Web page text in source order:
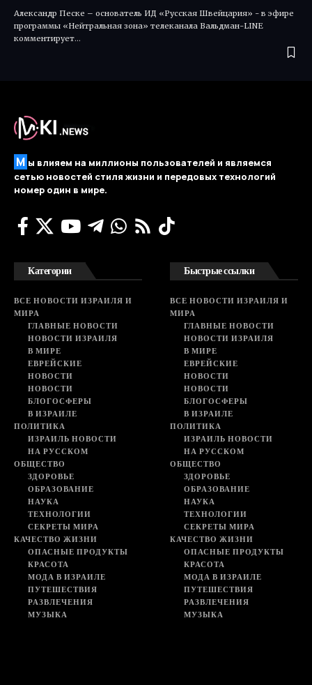
Александр Песке – основатель ИД «Русская Швейцария» - в эфире
программы «Нейтральная зона» телеканала Вальдман-LINE
комментирует…
М ы влияем на миллионы пользователей и являемся
сетью новостей стиля жизни и передовых технологий
номер один в мире.
Категории
ВСЕ НОВОСТИ ИЗРАИЛЯ И
МИРА
ГЛАВНЫЕ НОВОСТИ
НОВОСТИ ИЗРАИЛЯ
В МИРЕ
ЕВРЕЙСКИЕ
НОВОСТИ
НОВОСТИ
БЛОГОСФЕРЫ
В ИЗРАИЛЕ
ПОЛИТИКА
ИЗРАИЛЬ НОВОСТИ
НА РУССКОМ
ОБЩЕСТВО
ЗДОРОВЬЕ
ОБРАЗОВАНИЕ
НАУКА
ТЕХНОЛОГИИ
СЕКРЕТЫ МИРА
КАЧЕСТВО ЖИЗНИ
ОПАСНЫЕ ПРОДУКТЫ
КРАСОТА
МОДА В ИЗРАИЛЕ
ПУТЕШЕСТВИЯ
РАЗВЛЕЧЕНИЯ
МУЗЫКА
Быстрые ссылки
ВСЕ НОВОСТИ ИЗРАИЛЯ И
МИРА
ГЛАВНЫЕ НОВОСТИ
НОВОСТИ ИЗРАИЛЯ
В МИРЕ
ЕВРЕЙСКИЕ
НОВОСТИ
НОВОСТИ
БЛОГОСФЕРЫ
В ИЗРАИЛЕ
ПОЛИТИКА
ИЗРАИЛЬ НОВОСТИ
НА РУССКОМ
ОБЩЕСТВО
ЗДОРОВЬЕ
ОБРАЗОВАНИЕ
НАУКА
ТЕХНОЛОГИИ
СЕКРЕТЫ МИРА
КАЧЕСТВО ЖИЗНИ
ОПАСНЫЕ ПРОДУКТЫ
КРАСОТА
МОДА В ИЗРАИЛЕ
ПУТЕШЕСТВИЯ
РАЗВЛЕЧЕНИЯ
МУЗЫКА